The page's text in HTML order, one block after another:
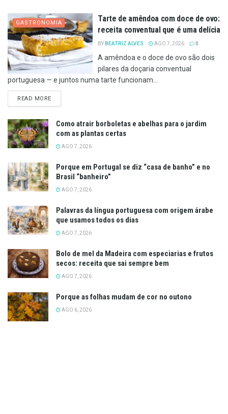
GASTRONOMIA
Tarte de amêndoa com doce de ovo:
receita conventual que é uma delícia
BY BEATRIZ ALVES AGO 7, 2026 0
A amêndoa e o doce de ovo são dois
pilares da doçaria conventual
portuguesa — e juntos numa tarte funcionam...
READ MOREDETAILS
Como atrair borboletas e abelhas para o jardim
com as plantas certas
AGO 7, 2026
Porque em Portugal se diz “casa de banho” e no
Brasil “banheiro”
AGO 7, 2026
Palavras da língua portuguesa com origem árabe
que usamos todos os dias
AGO 7, 2026
Bolo de mel da Madeira com especiarias e frutos
secos: receita que sai sempre bem
AGO 7, 2026
Porque as folhas mudam de cor no outono
AGO 6, 2026